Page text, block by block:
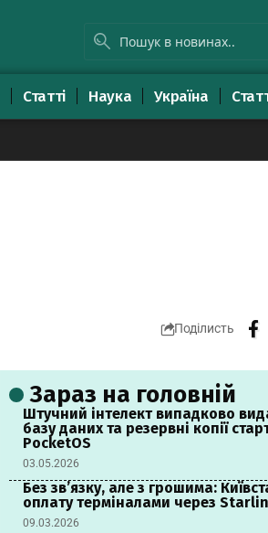
Статті Наука Україна
Поділисть
Зараз на головній
Штучний інтелект випадково
базу даних та резервні копії
PocketOS
03.05.2026
Без зв’язку, але з грошима:
оплату терміналами через
09.03.2026